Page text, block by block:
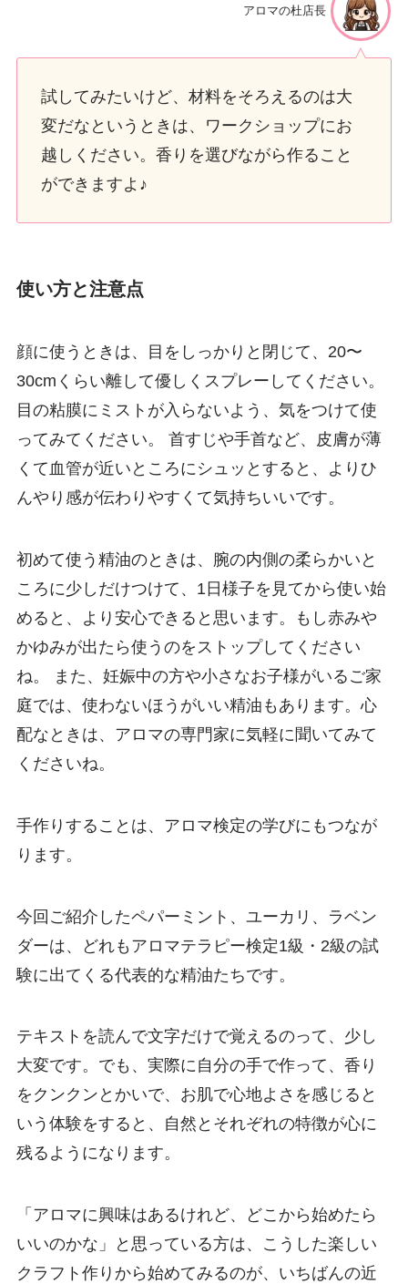
アロマの杜店長
試してみたいけど、材料をそろえるのは大
変だなというときは、ワークショップにお
越しください。香りを選びながら作ること
ができますよ♪
使い方と注意点
顔に使うときは、目をしっかりと閉じて、20〜
30cmくらい離して優しくスプレーしてください。
目の粘膜にミストが入らないよう、気をつけて使
ってみてください。 首すじや手首など、皮膚が薄
くて血管が近いところにシュッとすると、よりひ
んやり感が伝わりやすくて気持ちいいです。
初めて使う精油のときは、腕の内側の柔らかいと
ころに少しだけつけて、1日様子を見てから使い始
めると、より安心できると思います。もし赤みや
かゆみが出たら使うのをストップしてください
ね。 また、妊娠中の方や小さなお子様がいるご家
庭では、使わないほうがいい精油もあります。心
配なときは、アロマの専門家に気軽に聞いてみて
くださいね。
手作りすることは、アロマ検定の学びにもつなが
ります。
今回ご紹介したペパーミント、ユーカリ、ラベン
ダーは、どれもアロマテラピー検定1級・2級の試
験に出てくる代表的な精油たちです。
テキストを読んで文字だけで覚えるのって、少し
大変です。でも、実際に自分の手で作って、香り
をクンクンとかいで、お肌で心地よさを感じると
いう体験をすると、自然とそれぞれの特徴が心に
残るようになります。
「アロマに興味はあるけれど、どこから始めたら
いいのかな」と思っている方は、こうした楽しい
クラフト作りから始めてみるのが、いちばんの近